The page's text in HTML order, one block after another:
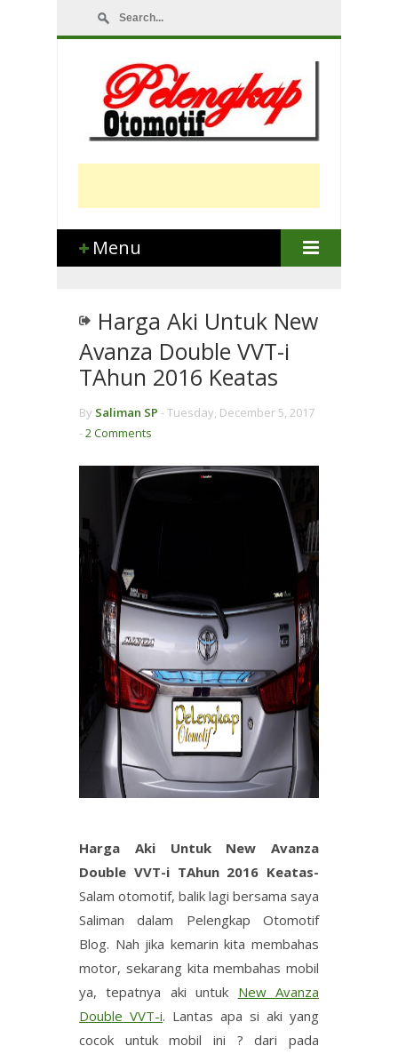
Menu
Harga Aki Untuk New
Avanza Double VVT-i
TAhun 2016 Keatas
By Saliman SP -Tuesday, December 5, 2017
-2 Comments
Harga Aki Untuk New Avanza
Double VVT-i TAhun 2016 Keatas-
Salam otomotif, balik lagi bersama saya
Saliman dalam Pelengkap Otomotif
Blog. Nah jika kemarin kita membahas
motor, sekarang kita membahas mobil
ya, tepatnya aki untuk New Avanza
Double VVT-i. Lantas apa si aki yang
cocok untuk mobil ini ? dari pada